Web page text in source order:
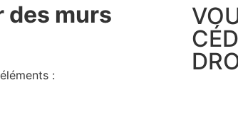
des murs
: